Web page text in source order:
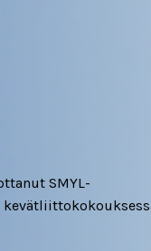
SMYL-